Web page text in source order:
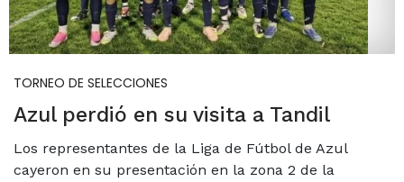
TORNEO DE SELECCIONES
Azul perdió en su visita a Tandil
Los representantes de la Liga de Fútbol de Azul
cayeron en su presentación en la zona 2 de la